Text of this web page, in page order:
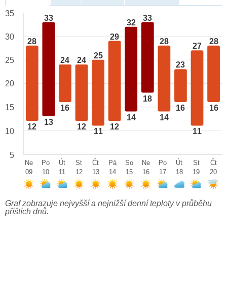
28
12
33
13
24
16
24
12
25
11
29
12
32
14
33
18
28
14
23
16
27
11
28
16
35
30
25
20
15
10
5
Ne
09
Po
10
Út
11
St
12
Čt
13
Pá
14
So
15
Ne
16
Po
17
Út
18
St
19
Čt
20
Graf zobrazuje nejvyšší a nejnižší denní teploty v průběhu
příštích dnů.